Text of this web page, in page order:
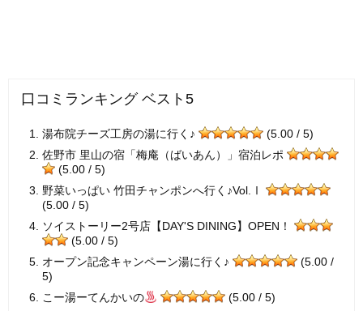
口コミランキング ベスト5
湯布院チーズ工房の湯に行く♪
(5.00 / 5)
佐野市 里山の宿「梅庵（ばいあん）」宿泊レポ
(5.00 / 5)
野菜いっぱい 竹田チャンポンへ行く♪Vol.Ⅰ
(5.00 / 5)
ソイストーリー2号店【DAY'S DINING】OPEN！
(5.00 / 5)
オープン記念キャンペーン湯に行く♪
(5.00 /
5)
こー湯ーてんかいの
(5.00 / 5)